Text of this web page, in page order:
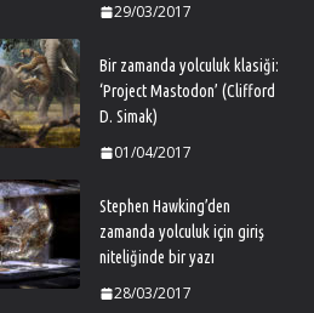
29/03/2017
Bir zamanda yolculuk klasiği:
‘Project Mastodon’ (Clifford
D. Simak)
01/04/2017
Stephen Hawking’den
zamanda yolculuk için giriş
niteliğinde bir yazı
28/03/2017